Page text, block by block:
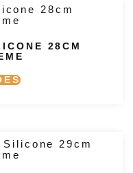
28CM